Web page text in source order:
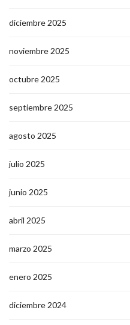
diciembre 2025
noviembre 2025
octubre 2025
septiembre 2025
agosto 2025
julio 2025
junio 2025
abril 2025
marzo 2025
enero 2025
diciembre 2024